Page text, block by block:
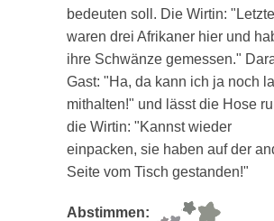
bedeuten soll. Die Wirtin:
waren drei Afrikaner hier und
ihre Schwänze gemessen."
Gast: "Ha, da kann ich ja noch
mithalten!" und lässt die Hose
die Wirtin: "Kannst wieder
einpacken, sie haben auf der
Seite vom Tisch gestanden!"
Abstimmen: